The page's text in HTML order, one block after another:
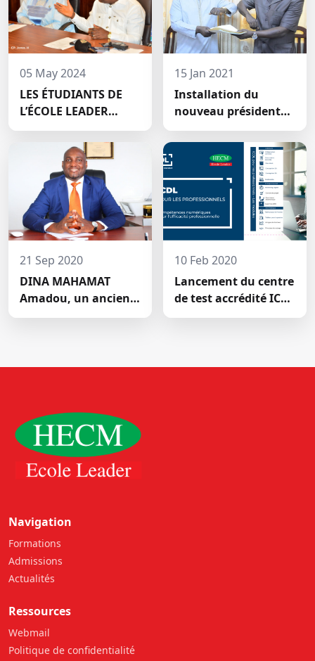
05 May 2024
LES ÉTUDIANTS DE
L’ÉCOLE LEADER
MOBILISENT UNE
SOMME DE 2.047.500
FCFA POUR LE FONDS
ZÉRO
PALU:DISCOURS DE
M. Halil BAKARY,
REPRESENTANT DES
ETUDIANTS DE HECM
15 Jan 2021
Installation du
nouveau président
du conseil
scientifique de HECM
21 Sep 2020
DINA MAHAMAT
Amadou, un ancien
étudiant de l'Ecole
société de téléphonie
10 Feb 2020
Lancement du centre
de test accrédité ICDL
de la Haute École de
Navigation
Formations
Admissions
Actualités
Ressources
Webmail
Politique de confidentialité